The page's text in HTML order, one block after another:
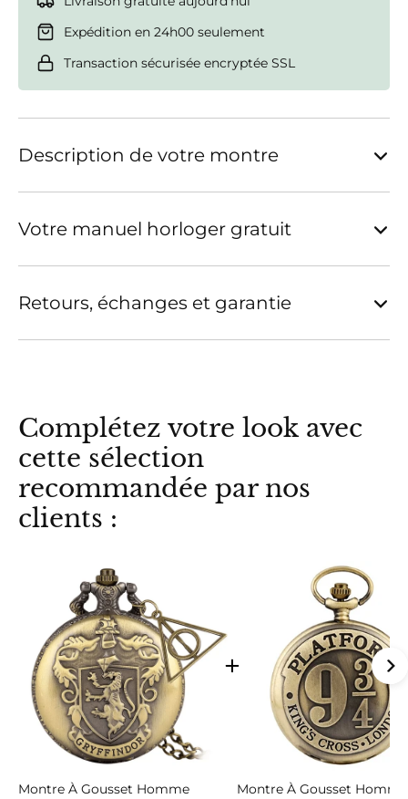
Expédition en 24h00 seulement
Transaction sécurisée encryptée SSL
Description de votre montre
Votre manuel horloger gratuit
Retours, échanges et garantie
Complétez votre look avec
cette sélection
recommandée par nos
clients :
Montre À Gousset Homme
Montre À Gousset Homme